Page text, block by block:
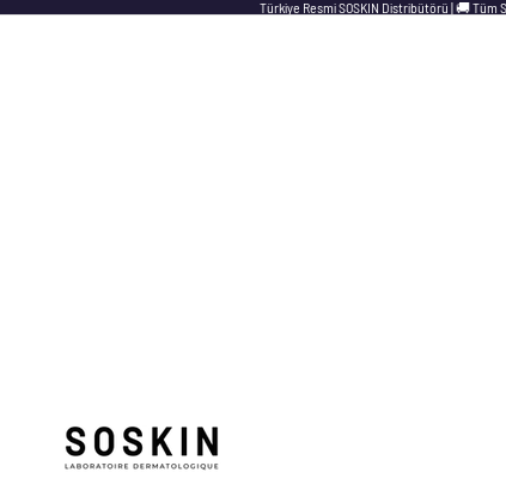
Türkiye Resmi SOSKIN Distribütörü | 🚚 Tüm